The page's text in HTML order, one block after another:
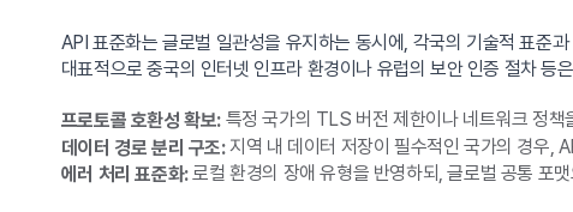
API 표준화는 글로벌 일관성을 유지하는 동시에, 각국의 기술적 표준
대표적으로 중국의 인터넷 인프라 환경이나 유럽의 보안 인증 절차
프로토콜 호환성 확보:특정 국가의 TLS 버전 제한이나 네트워크 정책
데이터 경로 분리 구조:지역 내 데이터 저장이 필수적인 국가의 경우,
에러 처리 표준화:로컬 환경의 장애 유형을 반영하되, 글로벌 공통 포